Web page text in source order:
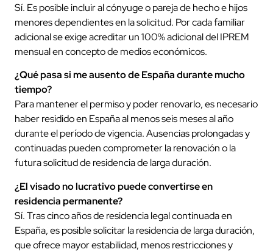
Sí. Es posible incluir al cónyuge o pareja de hecho e hijos
menores dependientes en la solicitud. Por cada familiar
adicional se exige acreditar un 100% adicional del IPREM
mensual en concepto de medios económicos.
¿Qué pasa si me ausento de España durante mucho
tiempo?
Para mantener el permiso y poder renovarlo, es necesario
haber residido en España al menos seis meses al año
durante el período de vigencia. Ausencias prolongadas y
continuadas pueden comprometer la renovación o la
futura solicitud de residencia de larga duración.
¿El visado no lucrativo puede convertirse en
residencia permanente?
Sí. Tras cinco años de residencia legal continuada en
España, es posible solicitar la residencia de larga duración,
que ofrece mayor estabilidad, menos restricciones y